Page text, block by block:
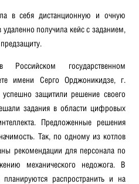
в себя дистанционную и очную
удаленно получила кейс с заданием,
государственном
имени Серго Орджоникидзе, г.
защитили решение своего
задания в области цифровых
Предложенные решения
Так, по одному из котлов
рекомендации для персонала по
механического недожога. В
распространить и на